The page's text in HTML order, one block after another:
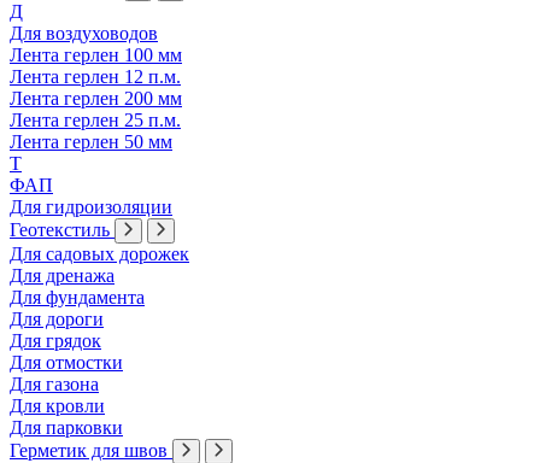
Д
Для воздуховодов
Лента герлен 100 мм
Лента герлен 12 п.м.
Лента герлен 200 мм
Лента герлен 25 п.м.
Лента герлен 50 мм
Т
ФАП
Для гидроизоляции
Геотекстиль
Для садовых дорожек
Для дренажа
Для фундамента
Для дороги
Для грядок
Для отмостки
Для газона
Для кровли
Для парковки
Герметик для швов